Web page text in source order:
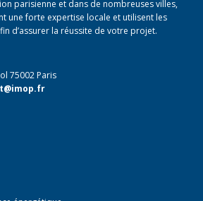
parisienne et dans de nombreuses villes,
une forte expertise locale et utilisent les
d’assurer la réussite de votre projet.
75002 Paris